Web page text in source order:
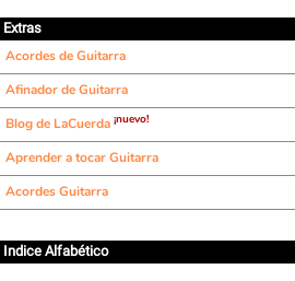
Extras
Acordes de Guitarra
Afinador de Guitarra
Blog de LaCuerda ¡nuevo!
Aprender a tocar Guitarra
Acordes Guitarra
Indice Alfabético